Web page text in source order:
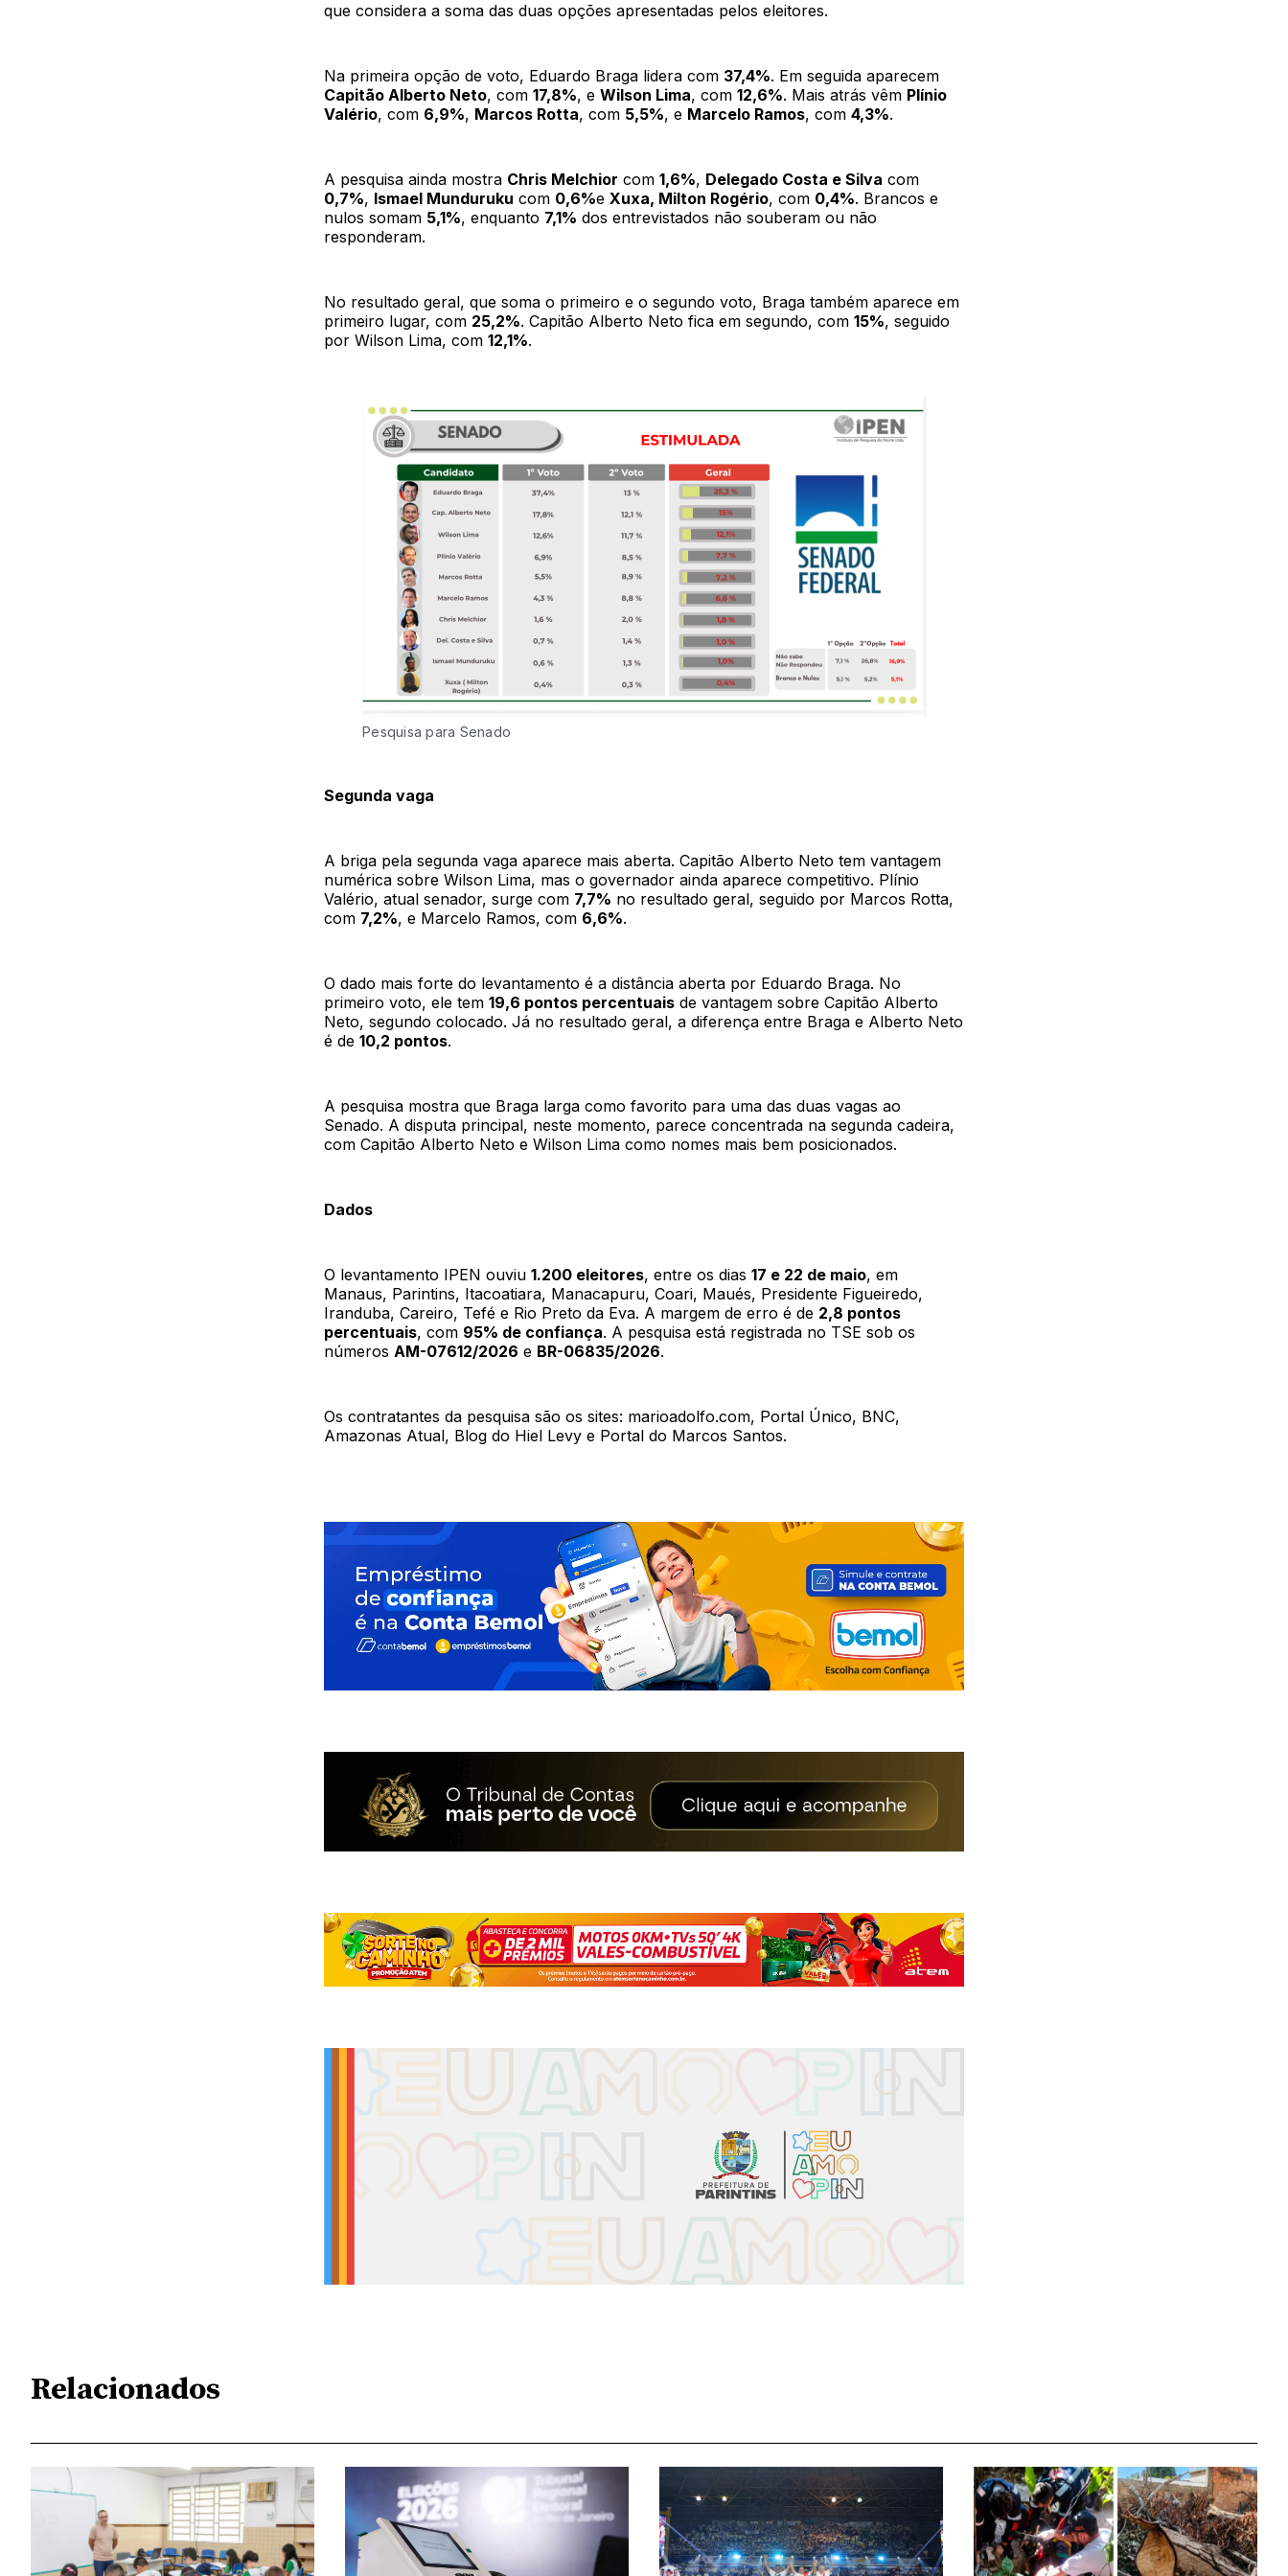
que considera a soma das duas opções apresentadas pelos eleitores.
Na primeira opção de voto, Eduardo Braga lidera com 37,4%. Em seguida aparecem
Capitão Alberto Neto, com 17,8%, e Wilson Lima, com 12,6%. Mais atrás vêm Plínio
Valério, com 6,9%, Marcos Rotta, com 5,5%, e Marcelo Ramos, com 4,3%.
A pesquisa ainda mostra Chris Melchior com 1,6%, Delegado Costa e Silva com
0,7%, Ismael Munduruku com 0,6%e Xuxa, Milton Rogério, com 0,4%. Brancos e
nulos somam 5,1%, enquanto 7,1% dos entrevistados não souberam ou não
responderam.
No resultado geral, que soma o primeiro e o segundo voto, Braga também aparece em
primeiro lugar, com 25,2%. Capitão Alberto Neto fica em segundo, com 15%, seguido
por Wilson Lima, com 12,1%.
Pesquisa para Senado
Segunda vaga
A briga pela segunda vaga aparece mais aberta. Capitão Alberto Neto tem vantagem
numérica sobre Wilson Lima, mas o governador ainda aparece competitivo. Plínio
Valério, atual senador, surge com 7,7% no resultado geral, seguido por Marcos Rotta,
com 7,2%, e Marcelo Ramos, com 6,6%.
O dado mais forte do levantamento é a distância aberta por Eduardo Braga. No
primeiro voto, ele tem 19,6 pontos percentuais de vantagem sobre Capitão Alberto
Neto, segundo colocado. Já no resultado geral, a diferença entre Braga e Alberto Neto
é de 10,2 pontos.
A pesquisa mostra que Braga larga como favorito para uma das duas vagas ao
Senado. A disputa principal, neste momento, parece concentrada na segunda cadeira,
com Capitão Alberto Neto e Wilson Lima como nomes mais bem posicionados.
Dados
O levantamento IPEN ouviu 1.200 eleitores, entre os dias 17 e 22 de maio, em
Manaus, Parintins, Itacoatiara, Manacapuru, Coari, Maués, Presidente Figueiredo,
Iranduba, Careiro, Tefé e Rio Preto da Eva. A margem de erro é de 2,8 pontos
percentuais, com 95% de confiança. A pesquisa está registrada no TSE sob os
números AM-07612/2026 e BR-06835/2026.
Os contratantes da pesquisa são os sites: marioadolfo.com, Portal Único, BNC,
Amazonas Atual, Blog do Hiel Levy e Portal do Marcos Santos.
Relacionados